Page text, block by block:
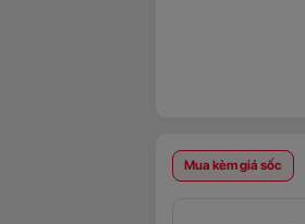
Mua kèm giá sốc